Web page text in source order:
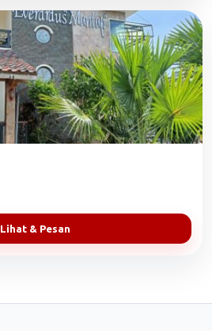
Lihat & Pesan